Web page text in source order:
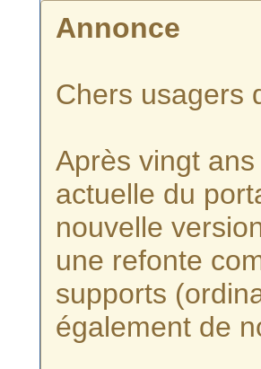
Annonce
Chers usagers
Après vingt
actuelle du
nouvelle
une refonte
supports
également de